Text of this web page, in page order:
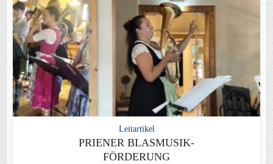
Leitartikel
PRIENER BLASMUSIK-
FÖRDERUNG